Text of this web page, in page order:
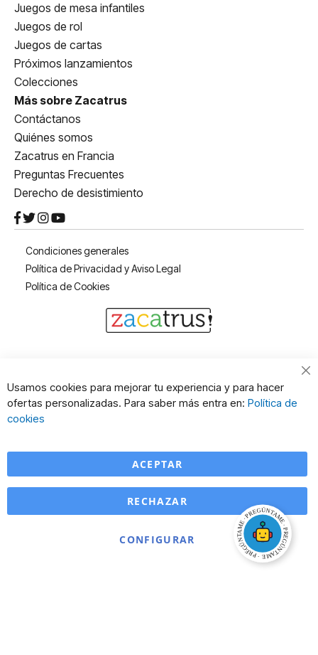
Juegos de mesa infantiles
Juegos de rol
Juegos de cartas
Próximos lanzamientos
Colecciones
Más sobre Zacatrus
Contáctanos
Quiénes somos
Zacatrus en Francia
Preguntas Frecuentes
Derecho de desistimiento
Condiciones generales
Política de Privacidad y Aviso Legal
Política de Cookies
Usamos cookies para mejorar tu experiencia y para hacer
ofertas personalizadas. Para saber más entra en: Política de
cookies
ACEPTAR
CONFIGURAR
RECHAZAR